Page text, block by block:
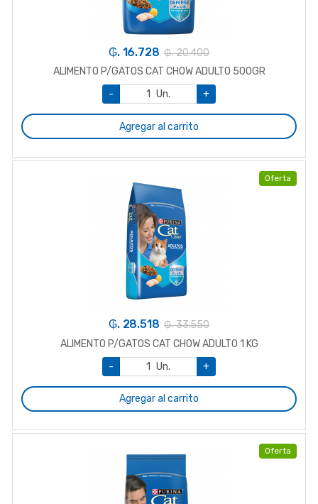
₲. 16.728 ₲. 20.400
ALIMENTO P/GATOS CAT CHOW ADULTO 500GR
-
Un. +
Agregar al carrito
Oferta
₲. 28.518 ₲. 33.550
ALIMENTO P/GATOS CAT CHOW ADULTO 1 KG
-
Un. +
Agregar al carrito
Oferta